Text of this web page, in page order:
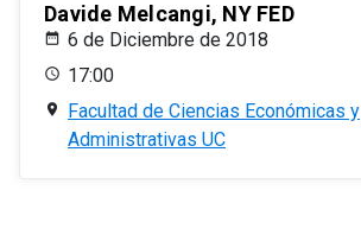
Davide Melcangi, NY FED
6 de Diciembre de 2018
17:00
Facultad de Ciencias Económicas y
Administrativas UC